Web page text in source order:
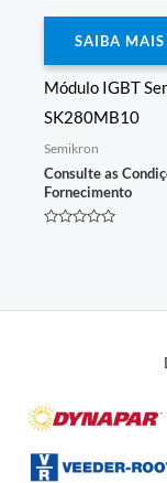
SAIBA MAIS
Módulo IGBT
SK280MB10
Semikron
Consulte as
Fornecimento